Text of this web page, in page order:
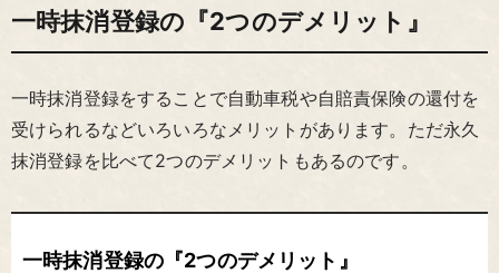
一時抹消登録の『2つのデメリット』
一時抹消登録をすることで自動車税や自賠責保険の還付を
受けられるなどいろいろなメリットがあります。ただ永久
抹消登録を比べて2つのデメリットもあるのです。
一時抹消登録の『2つのデメリット』